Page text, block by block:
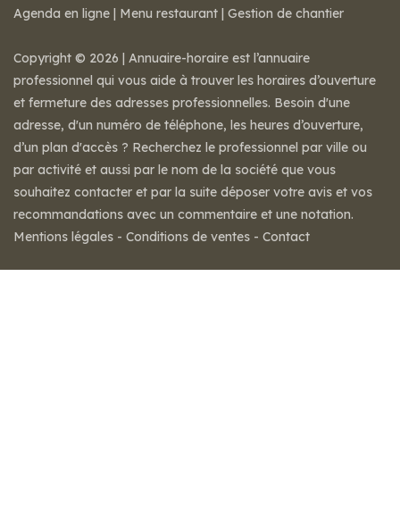
Agenda en ligne | Menu restaurant | Gestion de chantier
Copyright © 2026 | Annuaire-horaire est l’annuaire
professionnel qui vous aide à trouver les horaires d’ouverture
et fermeture des adresses professionnelles. Besoin d'une
adresse, d'un numéro de téléphone, les heures d’ouverture,
d’un plan d'accès ? Recherchez le professionnel par ville ou
par activité et aussi par le nom de la société que vous
souhaitez contacter et par la suite déposer votre avis et vos
recommandations avec un commentaire et une notation.
Mentions légales - Conditions de ventes - Contact